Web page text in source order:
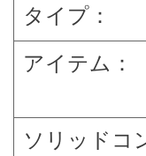
タイプ：
アイテム：
ソリッドコ